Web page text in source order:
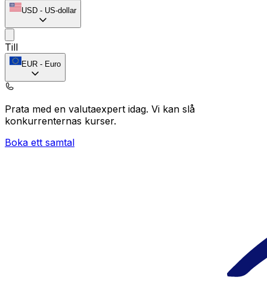
USD - US-dollar
Till
EUR - Euro
Prata med en valutaexpert idag. Vi kan slå
konkurrenternas kurser.
Boka ett samtal